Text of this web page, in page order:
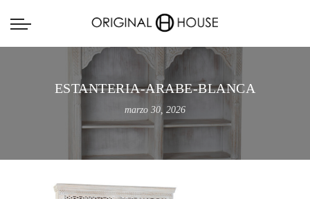
ESTANTERIA-ARABE-BLANCA
marzo 30, 2026